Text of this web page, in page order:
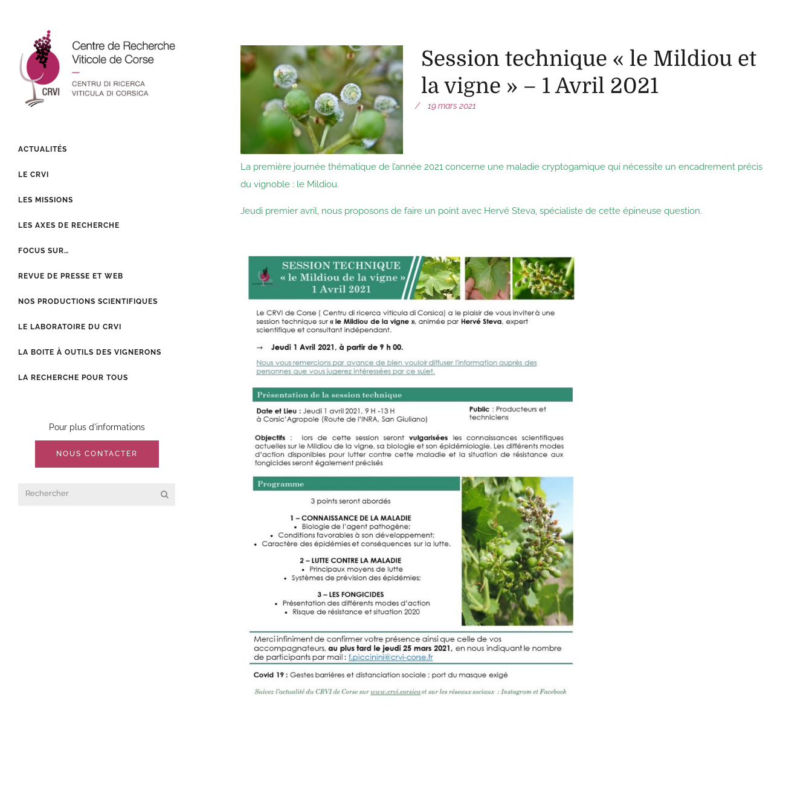
ACTUALITÉS
LE CRVI
LES MISSIONS
LES AXES DE RECHERCHE
FOCUS SUR…
REVUE DE PRESSE ET WEB
NOS PRODUCTIONS SCIENTIFIQUES
LE LABORATOIRE DU CRVI
LA BOITE À OUTILS DES VIGNERONS
LA RECHERCHE POUR TOUS
Pour plus d'informations
NOUS CONTACTER
Session technique « le Mildiou et
la vigne » – 1 Avril 2021
19 mars 2021
La première journée thématique de l’année 2021 concerne une maladie cryptogamique qui nécessite un encadrement précis
du vignoble : le Mildiou.
Jeudi premier avril, nous proposons de faire un point avec Hervé Steva, spécialiste de cette épineuse question.